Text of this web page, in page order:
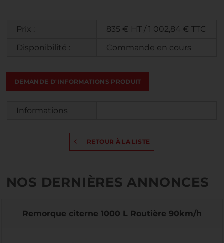
Prix :
835 € HT / 1 002,84 € TTC
Disponibilité :
Commande en cours
DEMANDE D'INFORMATIONS PRODUIT
Informations
RETOUR À LA LISTE
NOS DERNIÈRES ANNONCES
Remorque citerne 1000 L Routière 90km/h